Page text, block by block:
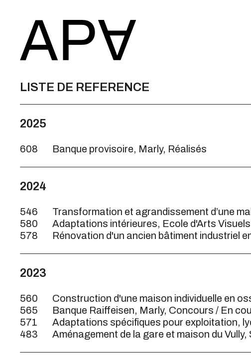
LISTE DE REFERENCE
2025
608 Banque provisoire, Marly, Réalisés
2024
546
Transformation et agrandissement d’une
580
Adaptations intérieures, Ecole d'Arts
578
Rénovation d'un ancien bâtiment industriel
2023
560
Construction d'une maison individuelle en
565
Banque Raiffeisen, Marly, Concours / En
571
Adaptations spécifiques pour exploitation,
483
Aménagement de la gare et maison du